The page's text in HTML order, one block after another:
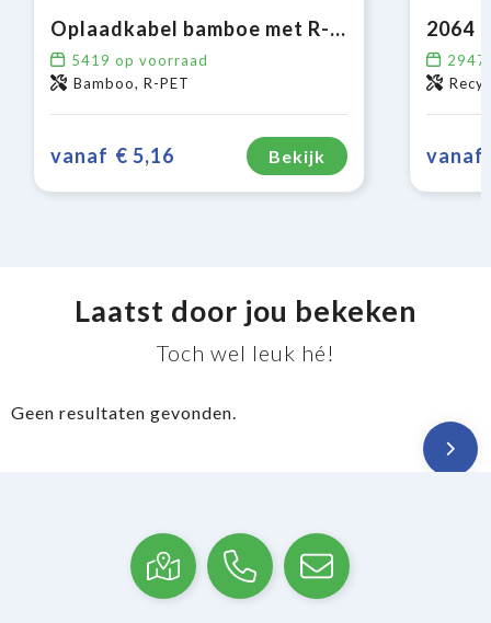
Oplaadkabel bamboe met R-PET
5419 op voorraad
Bamboo, R-PET
vanaf € 5,16 Bekijk vanaf
Laatst door jou bekeken
Toch wel leuk hé!
Geen resultaten gevonden.